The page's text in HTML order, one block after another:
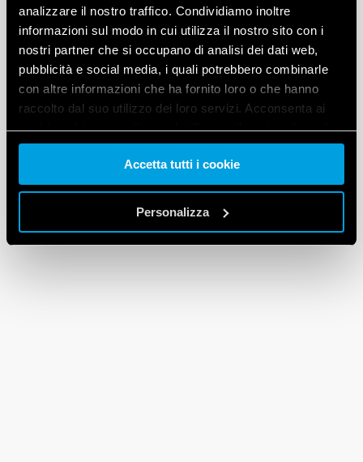
analizzare il nostro traffico. Condividiamo inoltre
informazioni sul modo in cui utilizza il nostro sito con i
nostri partner che si occupano di analisi dei dati web,
pubblicità e social media, i quali potrebbero combinarle
con altre informazioni che ha fornito loro o che hanno
raccolto dal suo utilizzo dei loro servizi. Acconsenta ai
nostri cookie se continua ad utilizzare il nostro sito web.
Vai alla Cookie Policy complet a
Accetta tutti i cookie
Personalizza